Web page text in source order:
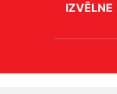
IZVĒLNE